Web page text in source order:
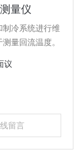
量仪
冷系统进行维
量回流温度。
议
留言